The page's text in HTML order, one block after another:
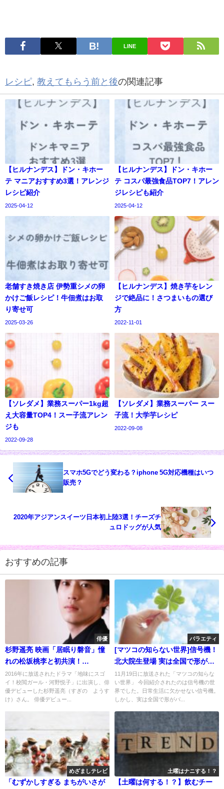
LINE
レシピ, 教えてもらう前と後の関連記事
【ヒルナンデス】ドン・キホー
テ マニアおすすめ3選！アレンジ
レシピ紹介
2025-04-12
【ヒルナンデス】ドン・キホー
テ コスパ最強食品TOP7！アレン
ジレシピも紹介
2025-04-12
老舗すき焼き店 伊勢重シメの卵
かけご飯レシピ！牛佃煮はお取
り寄せ可
2025-03-26
【ヒルナンデス】焼き芋をレン
ジで絶品に！さつまいもの選び
方
2022-11-01
【ソレダメ】業務スーパー1kg超
え大容量TOP4！スー子流アレン
ジも
2022-09-28
【ソレダメ】業務スーパー スー
子流！大学芋レシピ
2022-09-08
スマホ5Gでどう変わる？iphone 5G対応機種はいつ
販売？
2020年アジアンスイーツ日本初上陸3選！チーズチ
ュロドッグが人気
おすすめの記事
俳優
杉野遥亮 映画「居眠り磐音」憧
れの松坂桃李と初共演！
FINEBOYS
2016年に放送されたドラマ「地味にスゴ
イ！校閲ガール・河野悦子」に出演し、俳
優デビューした杉野遥亮（すぎの ようす
け）さん。 俳優デビュー...
バラエティ
[マツコの知らない世界]信号機！
北大院生登場 実は全国で形が違
う
11月19日に放送された「マツコの知らな
い世界」 今回紹介されたのは信号機の世
界でした。日常生活に欠かせない信号機。
しかし、実は全国で形がバ...
めざましテレビ
「むずかしすぎる まちがいさが
土曜はナニする！？
【土曜は何する！？】飲むチー